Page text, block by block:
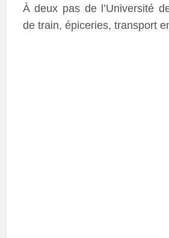
À deux pas de l’Université
de train, épiceries, transport